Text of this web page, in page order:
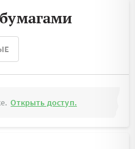
Открыть доступ.